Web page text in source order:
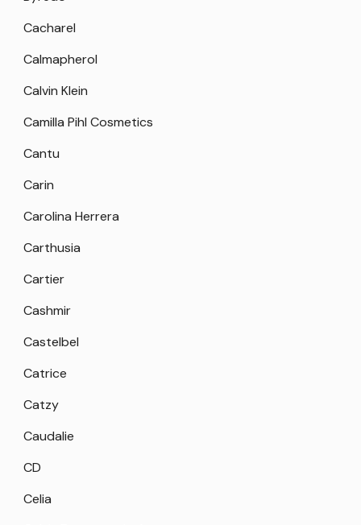
Cacharel
Calmapherol
Calvin Klein
Camilla Pihl Cosmetics
Cantu
Carin
Carolina Herrera
Carthusia
Cartier
Cashmir
Castelbel
Catrice
Catzy
Caudalie
CD
Celia